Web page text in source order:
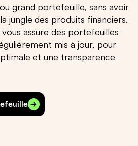
grand portefeuille, sans avoir
jungle des produits financiers.
assure des portefeuilles
mis à jour, pour
et une transparence